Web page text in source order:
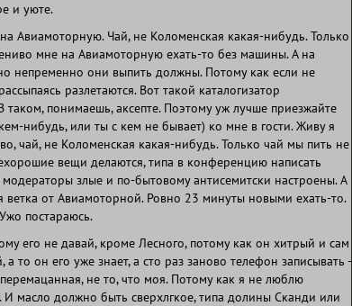
и уюте.
Авиамоторную. Чай, не Коломенская какая-нибудь. Только
мне на Авиамоторную ехать-то без машины. А на
непременно они выпить должны. Потому как если не
разлетаются. Вот такой каталогизатор
понимаешь, аксепте. Поэтому уж лучше приезжайте
нибудь, или ты с кем не бывает) ко мне в гости. Живу я
чай, не Коломенская какая-нибудь. Только чай мы пить не
вещи делаются, типа в конференцию написать
злые и по-бытовому антисемитски настроены. А
от Авиамоторной. Ровно 23 минуты новыми ехать-то.
постараюсь.
его не давай, кроме Лесного, потому как он хитрый и сам
то он его уже знает, а сто раз заново телефон записывать -
не то, что моя. Потому как я не люблю
масло должно быть сверхлгкое, типа долины Сканди или